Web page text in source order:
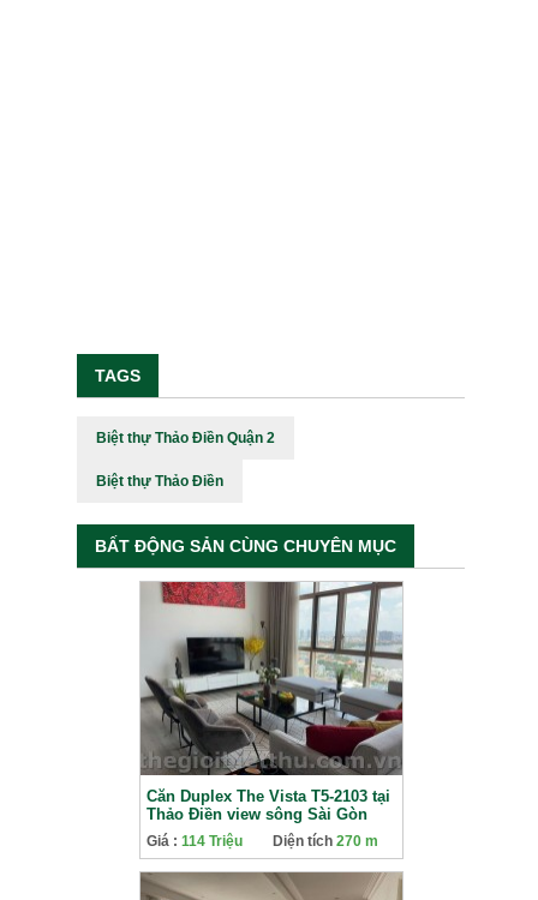
TAGS
Biệt thự Thảo Điền Quận 2
Biệt thự Thảo Điền
BẤT ĐỘNG SẢN CÙNG CHUYÊN MỤC
Căn Duplex The Vista T5-2103 tại
Thảo Điền view sông Sài Gòn
cho thuê
Giá : 114 Triệu Diện tích 270 m